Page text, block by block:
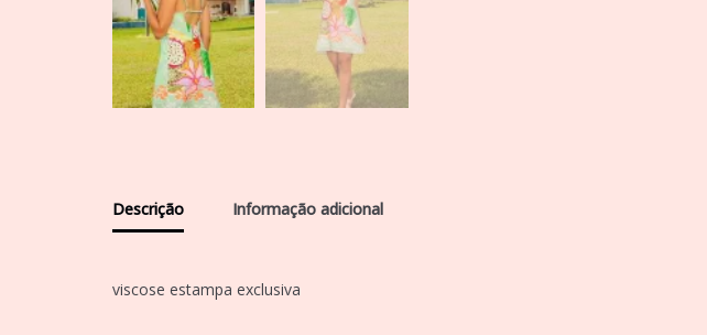
Descrição Informação adicional
viscose estampa exclusiva